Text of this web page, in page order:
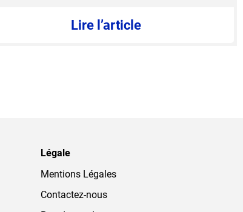
Lire l’article
Légale
Mentions Légales
Contactez-nous